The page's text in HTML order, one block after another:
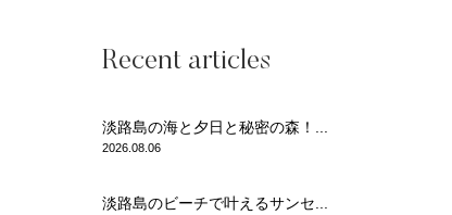
Recent articles
淡路島の海と夕日と秘密の森！...
2026.08.06
淡路島のビーチで叶えるサンセ...